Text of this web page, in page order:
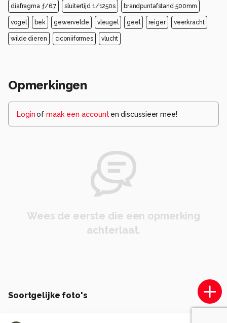
diafragma ƒ/6.7 sluitertijd 1/1250s brandpuntafstand 500mm
vogel bek gewervelde vleugel geel reiger veerkracht
wilde dieren ciconiiformes vlucht
Opmerkingen
Loginof maak een account en discussieer mee!
Wees de eerste die een opmerking
achterlaat.
Soortgelijke foto's